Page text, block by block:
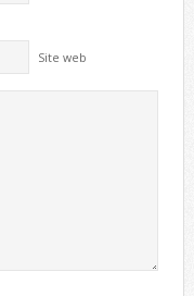
Site web